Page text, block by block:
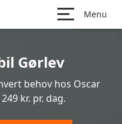
Menu
Gørlev
behov hos Oscar
kr. pr. dag.